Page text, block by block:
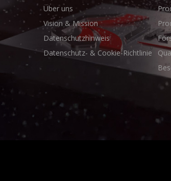
Über uns
Vision & Mission
Datenschutzhinweis
Datenschutz- & Cookie-Richtlinie